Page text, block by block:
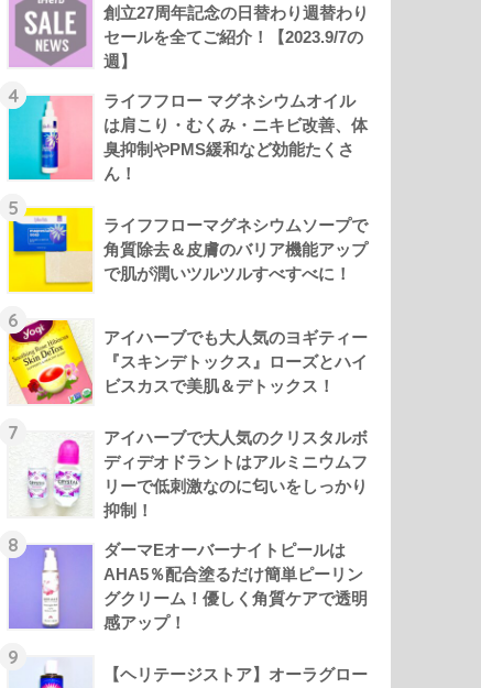
創立27周年記念の日替わり週替わり
セールを全てご紹介！【2023.9/7の
週】
4
ライフフロー マグネシウムオイル
は肩こり・むくみ・ニキビ改善、体
臭抑制やPMS緩和など効能たくさ
ん！
5
ライフフローマグネシウムソープで
角質除去＆皮膚のバリア機能アップ
で肌が潤いツルツルすべすべに！
6
アイハーブでも大人気のヨギティー
『スキンデトックス』ローズとハイ
ビスカスで美肌＆デトックス！
7
アイハーブで大人気のクリスタルボ
ディデオドラントはアルミニウムフ
リーで低刺激なのに匂いをしっかり
抑制！
8
ダーマEオーバーナイトピールは
AHA5％配合塗るだけ簡単ピーリン
グクリーム！優しく角質ケアで透明
感アップ！
9
【ヘリテージストア】オーラグロー